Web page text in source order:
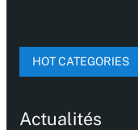
HOT CATEGORIES
Actualités